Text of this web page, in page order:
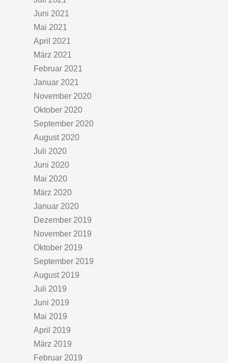
Juni 2021
Mai 2021
April 2021
März 2021
Februar 2021
Januar 2021
November 2020
Oktober 2020
September 2020
August 2020
Juli 2020
Juni 2020
Mai 2020
März 2020
Januar 2020
Dezember 2019
November 2019
Oktober 2019
September 2019
August 2019
Juli 2019
Juni 2019
Mai 2019
April 2019
März 2019
Februar 2019